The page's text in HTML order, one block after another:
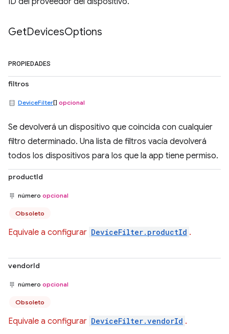
GetDevicesOptions
PROPIEDADES
filtros
DeviceFilter[] opcional
Se devolverá un dispositivo que coincida con cualquier
filtro determinado. Una lista de filtros vacía devolverá
todos los dispositivos para los que la app tiene permiso.
productId
número opcional
Obsoleto
Equivale a configurar DeviceFilter.productId .
vendorId
número opcional
Obsoleto
Equivale a configurar DeviceFilter.vendorId .